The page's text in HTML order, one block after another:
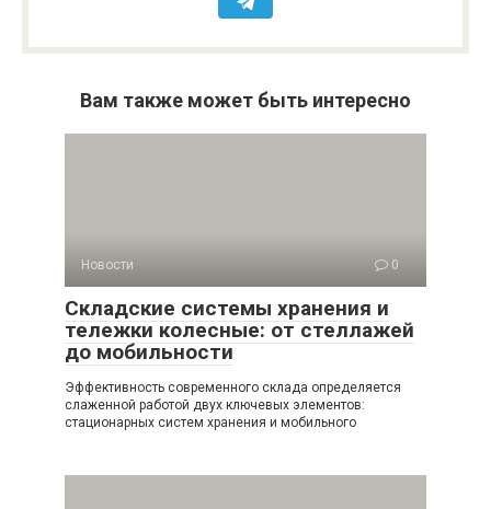
Вам также может быть интересно
Новости 0
Складские системы хранения и
тележки колесные: от стеллажей
до мобильности
Эффективность современного склада определяется
слаженной работой двух ключевых элементов:
стационарных систем хранения и мобильного